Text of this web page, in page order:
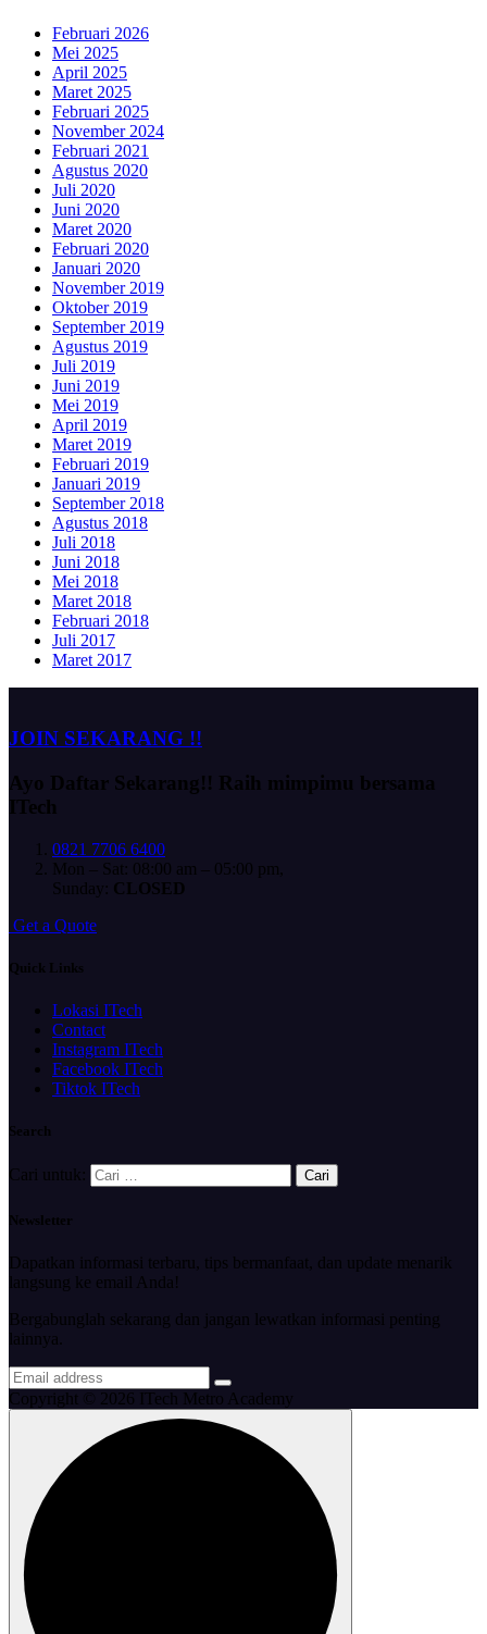
Februari 2026
Mei 2025
April 2025
Maret 2025
Februari 2025
November 2024
Februari 2021
Agustus 2020
Juli 2020
Juni 2020
Maret 2020
Februari 2020
Januari 2020
November 2019
Oktober 2019
September 2019
Agustus 2019
Juli 2019
Juni 2019
Mei 2019
April 2019
Maret 2019
Februari 2019
Januari 2019
September 2018
Agustus 2018
Juli 2018
Juni 2018
Mei 2018
Maret 2018
Februari 2018
Juli 2017
Maret 2017
JOIN SEKARANG !!
Ayo Daftar Sekarang!! Raih mimpimu bersama
ITech
0821 7706 6400
Mon – Sat: 08:00 am – 05:00 pm,
Sunday: CLOSED
Get a Quote
Quick Links
Lokasi ITech
Contact
Instagram ITech
Facebook ITech
Tiktok ITech
Search
Cari untuk:
Newsletter
Dapatkan informasi terbaru, tips bermanfaat, dan update menarik
langsung ke email Anda!
Bergabunglah sekarang dan jangan lewatkan informasi penting
lainnya.
Copyright © 2026 ITech Metro Academy